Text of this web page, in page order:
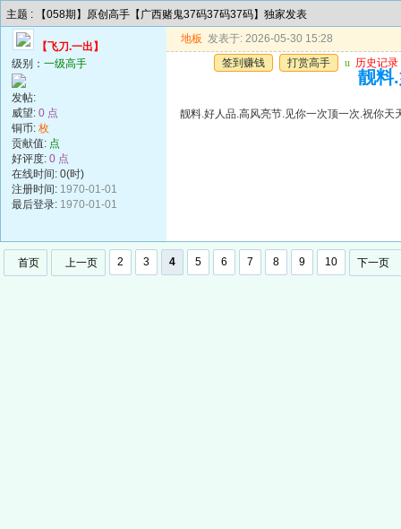
主题 : 【058期】原创高手【广西赌鬼37码37码37码】独家发表
【飞刀.一出】
级别： 一级高手
发帖:
威望: 0 点
铜币: 枚
贡献值: 点
好评度: 0 点
在线时间: 0(时)
注册时间: 1970-01-01
最后登录: 1970-01-01
地板 发表于: 2026-05-30 15:28
签到赚钱
打赏高手 u 历史记录
靓料
靓料.好人品.高风亮节.见你一次顶一次.祝你天
首页 上一页 2 3 4 5 6 7 8 9 10 下一页